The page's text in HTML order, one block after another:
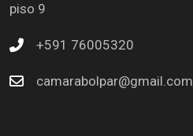
piso 9
+591 76005320
camarabolpar@gmail.com